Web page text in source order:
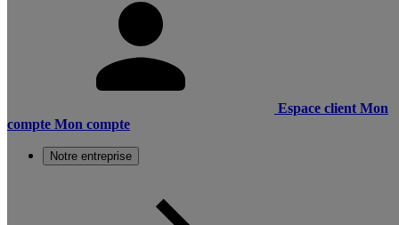
Espace client Mon
compte Mon compte
Notre entreprise